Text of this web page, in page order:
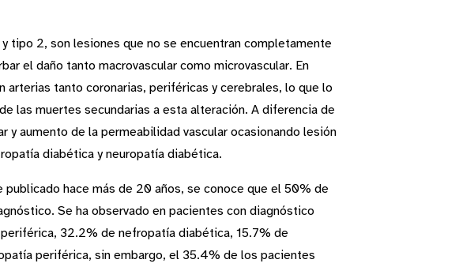
tipo 2, son lesiones que no se encuentran completamente
el daño tanto macrovascular como microvascular. En
arterias tanto coronarias, periféricas y cerebrales, lo que lo
las muertes secundarias a esta alteración. A diferencia de
y aumento de la permeabilidad vascular ocasionando lesión
diabética y neuropatía diabética.
hace más de 20 años, se conoce que el 50% de
Se ha observado en pacientes con diagnóstico
32.2% de nefropatía diabética, 15.7% de
periférica, sin embargo, el 35.4% de los pacientes